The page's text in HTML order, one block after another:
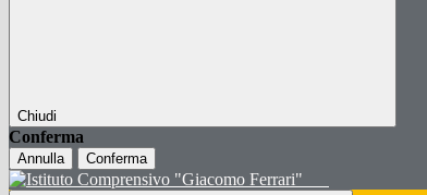
Chiudi
Conferma
Annulla Conferma